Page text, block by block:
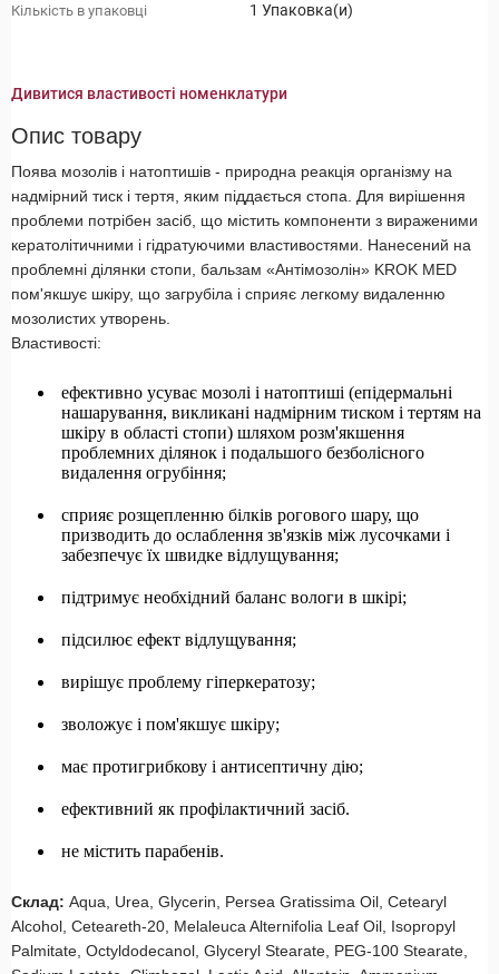
Кількість в упаковці 1 Упаковка(и)
Дивитися властивості номенклатури
Опис товару
Поява мозолів і натоптишів - природна реакція організму на
надмірний тиск і тертя, яким піддається стопа. Для вирішення
проблеми потрібен засіб, що містить компоненти з вираженими
кератолітичними і гідратуючими властивостями. Нанесений на
проблемні ділянки стопи, бальзам «Антімозолін» KROK MED
пом'якшує шкіру, що загрубіла і сприяє легкому видаленню
мозолистих утворень.
Властивості:
ефективно усуває мозолі і натоптиші (епідермальні
нашарування, викликані надмірним тиском і тертям на
шкіру в області стопи) шляхом розм'якшення
проблемних ділянок і подальшого безболісного
видалення огрубіння;
сприяє розщепленню білків рогового шару, що
призводить до ослаблення зв'язків між лусочками і
забезпечує їх швидке відлущування;
підтримує необхідний баланс вологи в шкірі;
підсилює ефект відлущування;
вирішує проблему гіперкератозу;
зволожує і пом'якшує шкіру;
має протигрибкову і антисептичну дію;
ефективний як профілактичний засіб.
не містить парабенів.
Склад: Aqua, Urea, Glycerin, Persea Gratissima Oil, Cetearyl
Alcohol, Ceteareth-20, Melaleuca Alternifolia Leaf Oil, Isopropyl
Palmitate, Octyldodecanol, Glyceryl Stearate, PEG-100 Stearate,